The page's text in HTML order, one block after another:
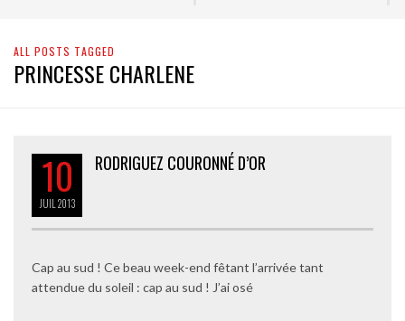
ALL POSTS TAGGED
PRINCESSE CHARLENE
10
JUIL 2013
RODRIGUEZ COURONNÉ D’OR
Cap au sud ! Ce beau week-end fêtant l’arrivée tant
attendue du soleil : cap au sud ! J’ai osé